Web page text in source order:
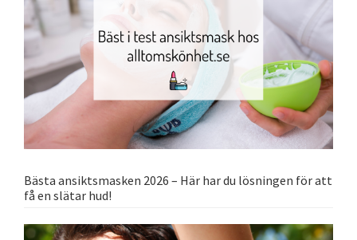
Bästa ansiktsmasken 2026 – Här har du lösningen för att
få en slätar hud!